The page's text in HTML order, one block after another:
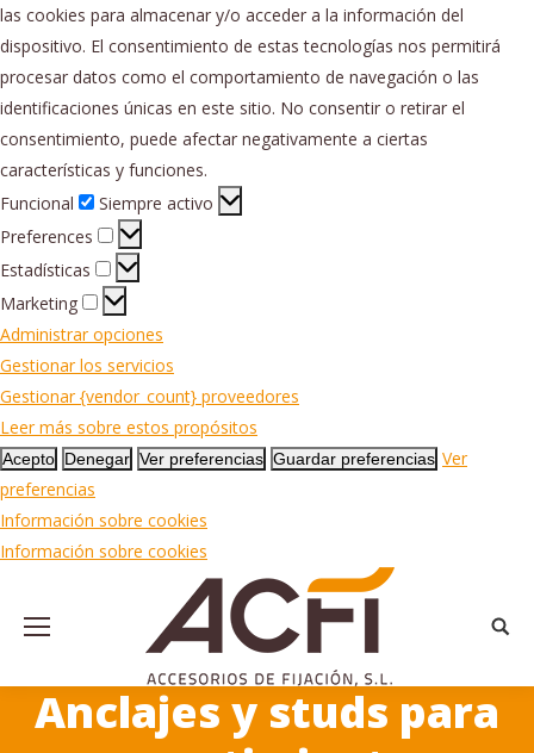
las cookies para almacenar y/o acceder a la información del
dispositivo. El consentimiento de estas tecnologías nos permitirá
procesar datos como el comportamiento de navegación o las
identificaciones únicas en este sitio. No consentir o retirar el
consentimiento, puede afectar negativamente a ciertas
características y funciones.
Funcional
Funcional
Siempre activo
Preferences
Preferences
Estadísticas
Estadísticas
Marketing
Marketing
Administrar opciones
Gestionar los servicios
Gestionar {vendor_count} proveedores
Leer más sobre estos propósitos
Acepto Denegar Ver preferencias Guardar preferencias Ver
preferencias
Información sobre cookies
Información sobre cookies
Anclajes y studs para